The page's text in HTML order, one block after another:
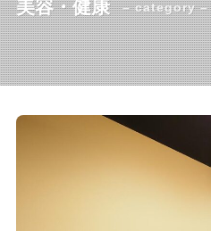
美容・健康 – category –